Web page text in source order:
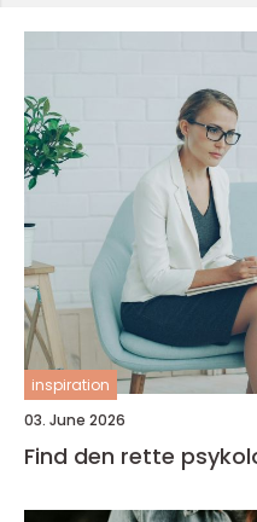
inspiration
03. June 2026
Find den rette